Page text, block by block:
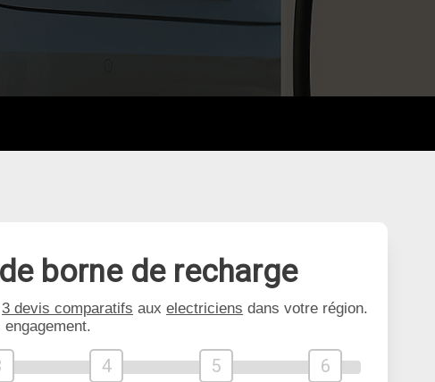
borne de recharge
3 devis comparatifs aux electriciens dans votre région.
4 5 6